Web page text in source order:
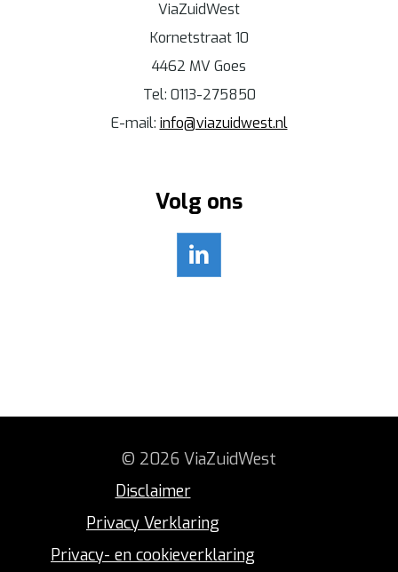
ViaZuidWest
Kornetstraat 10
4462 MV Goes
Tel: 0113-275850
E-mail: info@viazuidwest.nl
Volg ons
© 2026 ViaZuidWest
Disclaimer
Privacy Verklaring
Privacy- en cookieverklaring